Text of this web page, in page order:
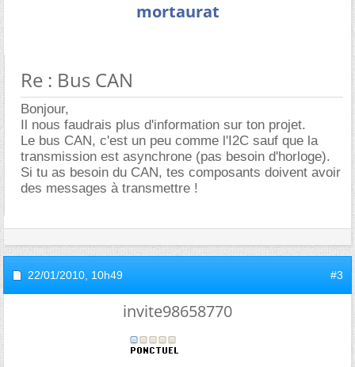
mortaurat
Re : Bus CAN
Bonjour,
Il nous faudrais plus d'information sur ton projet.
Le bus CAN, c'est un peu comme l'I2C sauf que la
transmission est asynchrone (pas besoin d'horloge).
Si tu as besoin du CAN, tes composants doivent avoir
des messages à transmettre !
22/01/2010, 10h49 #3
invite98658770